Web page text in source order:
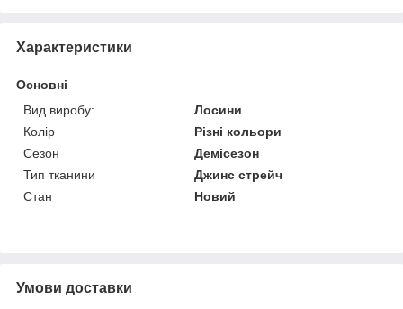
Характеристики
Основні
Вид виробу:
Лосини
Колір
Різні кольори
Сезон
Демісезон
Тип тканини
Джинс стрейч
Стан
Новий
Умови доставки